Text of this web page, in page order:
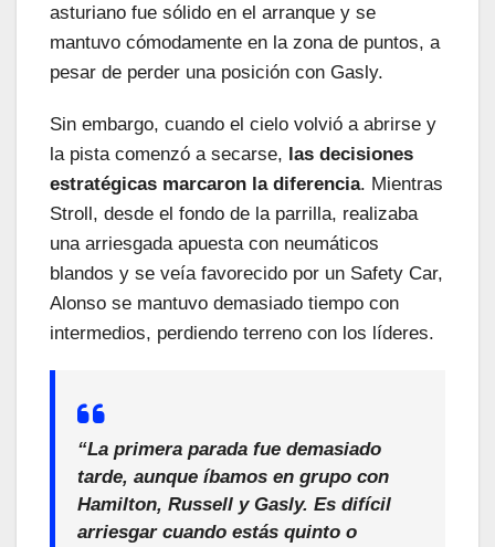
asturiano fue sólido en el arranque y se
mantuvo cómodamente en la zona de puntos, a
pesar de perder una posición con Gasly.
Sin embargo, cuando el cielo volvió a abrirse y
la pista comenzó a secarse, las decisiones
estratégicas marcaron la diferencia. Mientras
Stroll, desde el fondo de la parrilla, realizaba
una arriesgada apuesta con neumáticos
blandos y se veía favorecido por un Safety Car,
Alonso se mantuvo demasiado tiempo con
intermedios, perdiendo terreno con los líderes.
“La primera parada fue demasiado
tarde, aunque íbamos en grupo con
Hamilton, Russell y Gasly. Es difícil
arriesgar cuando estás quinto o